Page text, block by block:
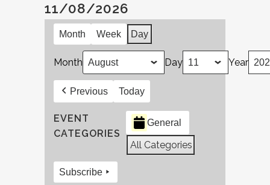
11/08/2026
Month Week Day
Month Day Year
Previous Today
EVENT
CATEGORIES
General
All Categories
Subscribe